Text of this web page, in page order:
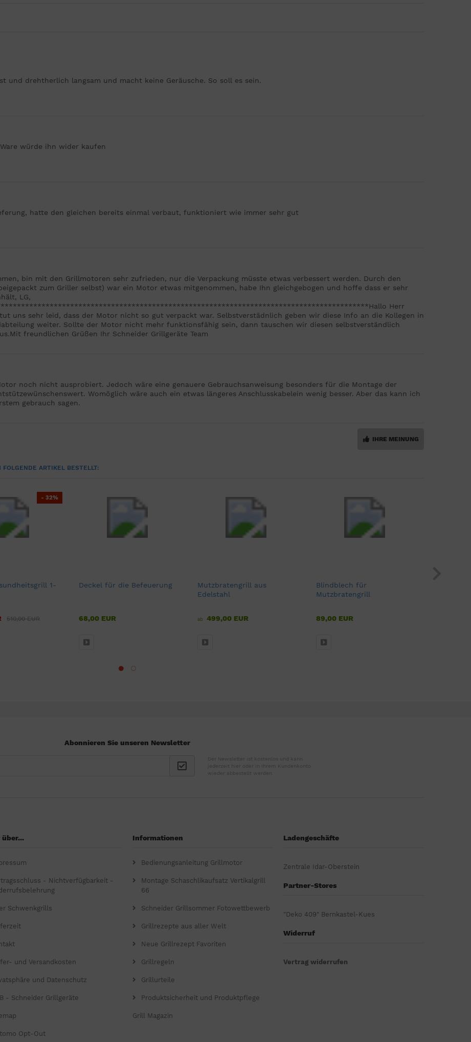
und drehtherlich langsam und macht keine Geräusche. So soll es sein.
würde ihn wider kaufen
hatte den gleichen bereits einmal verbaut, funktioniert wie immer sehr gut
bin mit den Grillmotoren sehr zufrieden, nur die Verpackung müsste etwas verbessert werden. Durch den
zum Griller selbst) war ein Motor etwas mitgenommen, habe Ihn gleichgebogen und hoffe dass er sehr
LG,
Herr
uns sehr leid, dass der Motor nicht so gut verpackt war. Selbstverstädnlich geben wir diese Info an die Kollegen in
weiter. Sollte der Motor nicht mehr funktionsfähig sein, dann tauschen wir diesen selbstverständlich
freundlichen Grüßen Ihr Schneider Grillgeräte Team
noch nicht ausprobiert. Jedoch wäre eine genauere Gebrauchsanweisung besonders für die Montage der
Womöglich wäre auch ein etwas längeres Anschlusskabelein wenig besser. Aber das kann ich
gebrauch sagen.
IHRE MEINUNG
ARTIKEL BESTELLT:
1-
510,00 EUR
- 32%
Deckel für die Befeuerung
68,00 EUR
Mutzbratengrill aus
Edelstahl
ab 499,00 EUR
Blindblech für
Mutzbratengrill
89,00 EUR
Abonnieren Sie unseren Newsletter
Der Newsletter ist kostenlos und kann
jederzeit hier oder in Ihrem Kundenkonto
wieder abbestellt werden.
über...
- Nichtverfügbarkeit -
Schwenkgrills
und Versandkosten
und Datenschutz
- Schneider Grillgeräte
Opt-Out
Informationen
Bedienungsanleitung Grillmotor
Montage Schaschlikaufsatz Vertikalgrill
66
Schneider Grillsommer Fotowettbewerb
Grillrezepte aus aller Welt
Neue Grillrezept Favoriten
Grillregeln
Grillurteile
Produktsicherheit und Produktpflege
Grill Magazin
Ladengeschäfte
Zentrale Idar-Oberstein
Partner-Stores
"Deko 409" Bernkastel-Kues
Widerruf
Vertrag widerrufen